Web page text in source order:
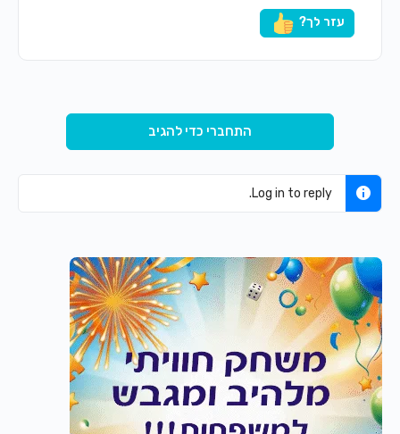
עזר לך?
התחברי כדי להגיב
Log in to reply.